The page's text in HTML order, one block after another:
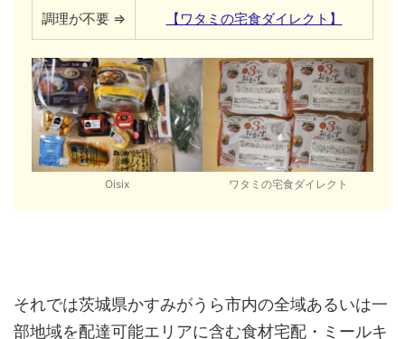
調理が不要 ⇒ 【ワタミの宅食ダイレクト】
Oisix ワタミの宅食ダイレクト
それでは茨城県かすみがうら市内の全域あるいは一
部地域を配達可能エリアに含む食材宅配・ミールキ